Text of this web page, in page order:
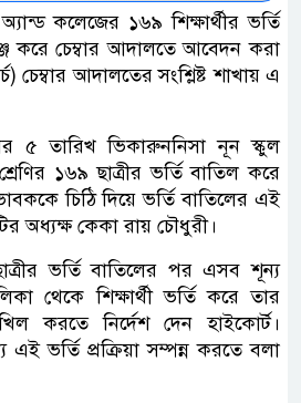
কলেজের ১৬৯ শিক্ষার্থীর ভর্তি
করে চেম্বার আদালতে আবেদন করা
চেম্বার আদালতের সংশ্লিষ্ট শাখায় এ
৫ তারিখ ভিকারুননিসা নূন স্কুল
১৬৯ ছাত্রীর ভর্তি বাতিল করে
চিঠি দিয়ে ভর্তি বাতিলের এই
অধ্যক্ষ কেকা রায় চৌধুরী।
ভর্তি বাতিলের পর এসব শূন্য
থেকে শিক্ষার্থী ভর্তি করে তার
করতে নির্দেশ দেন হাইকোর্ট।
এই ভর্তি প্রক্রিয়া সম্পন্ন করতে বলা